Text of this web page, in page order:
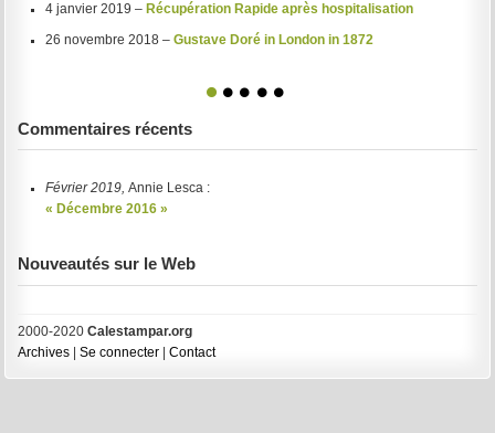
4 janvier 2019 – Récupération Rapide après hospitalisation
26 novembre 2018 – Gustave Doré in London in 1872
1 2 3 4 5
Commentaires récents
Février 2019, Annie Lesca :
« Décembre 2016 »
Nouveautés sur le Web
2000-2020Calestampar.org
Archives |Se connecter |Contact